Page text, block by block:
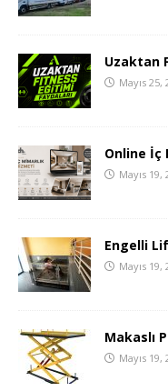
Uzaktan
Mayıs 25,
Online İç
Mayıs 19,
Engelli
Mayıs 19,
Makaslı
Mayıs 19,